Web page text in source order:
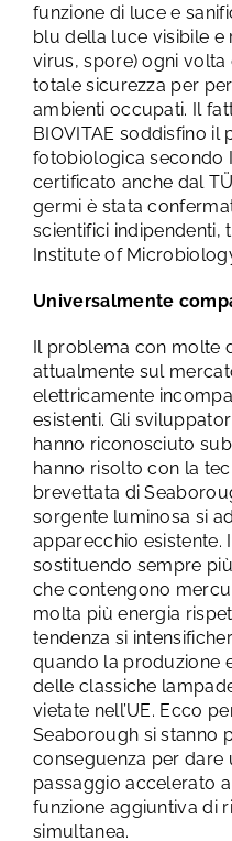
funzione di luce e
blu della luce visibile e
virus, spore) ogni volta
totale sicurezza per
ambienti occupati. Il
BIOVITAE soddisfino il
fotobiologica secondo
certificato anche dal
germi è stata
scientifici indipendenti,
Institute of
Universalmente
Il problema con molte
attualmente sul
elettricamente
esistenti. Gli
hanno riconosciuto
hanno risolto con la
brevettata di
sorgente luminosa si
apparecchio esistente.
sostituendo sempre
che contengono
molta più energia
tendenza si
quando la produzione
delle classiche
vietate nell’UE. Ecco
Seaborough si stanno
conseguenza per
passaggio accelerato
funzione aggiuntiva di
simultanea.